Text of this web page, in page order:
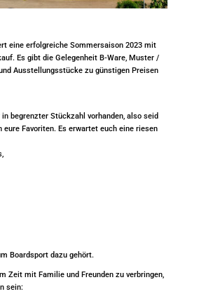
eine erfolgreiche Sommersaison 2023 mit
Es gibt die Gelegenheit B-Ware, Muster /
Ausstellungsstücke zu günstigen Preisen
begrenzter Stückzahl vorhanden, also seid
Favoriten. Es erwartet euch eine riesen
Boardsport dazu gehört.
Zeit mit Familie und Freunden zu verbringen,
sein: